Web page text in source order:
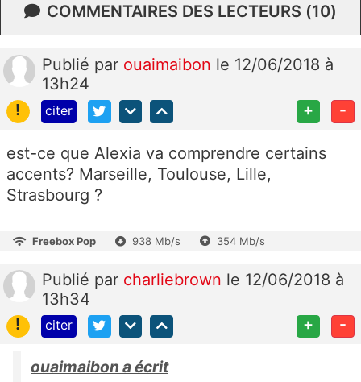
COMMENTAIRES DES LECTEURS (10)
Publié par ouaimaibon le 12/06/2018 à
13h24
!
citer + -
est-ce que Alexia va comprendre certains
accents? Marseille, Toulouse, Lille,
Strasbourg ?
Freebox Pop 938 Mb/s 354 Mb/s
Publié par charliebrown le 12/06/2018 à
13h34
!
citer + -
ouaimaibon a écrit